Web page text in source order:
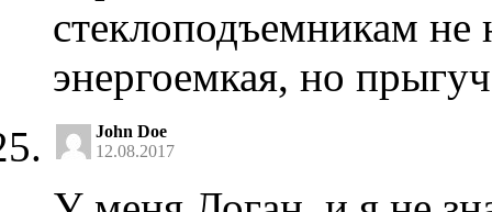
стеклоподъемникам не
энергоемкая, но
John Doe
12.08.2017